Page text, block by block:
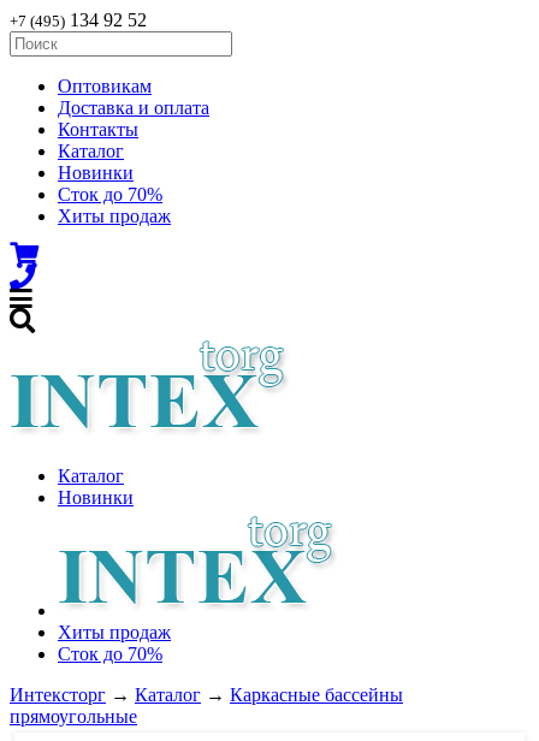
+7 (495) 134 92 52
Оптовикам
Доставка и оплата
Контакты
Каталог
Новинки
Сток до 70%
Хиты продаж
Каталог
Новинки
Хиты продаж
Сток до 70%
Интексторг → Каталог → Каркасные бассейны
прямоугольные